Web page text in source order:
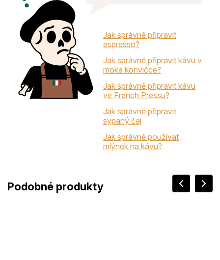
Jak správně připravit
espresso?
Jak správně připravit kávu v
moka konvičce?
Jak správně připravit kávu
ve French Pressu?
Jak správně připravit
sypaný čaj
Jak správně používat
mlýnek na kávu?